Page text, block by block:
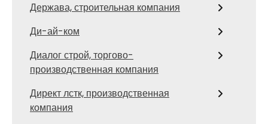
Держава, строительная компания
Ди-ай-ком
Диалог строй, торгово-
производственная компания
Директ лстк, производственная
компания